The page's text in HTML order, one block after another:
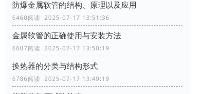
防爆金属软管的结构、原理以及应用
6460阅读 2025-07-17 13:51:36
金属软管的正确使用与安装方法
6607阅读 2025-07-17 13:50:19
换热器的分类与结构形式
6786阅读 2025-07-17 13:49:19